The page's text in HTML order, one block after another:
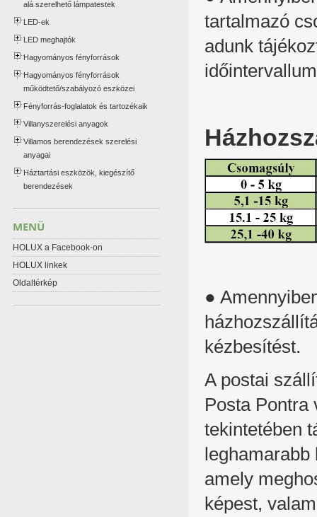
tartalmazó
adunk
●
kézbesítést.
A postai
Posta Pontra
tekintetében
amely
képest,
alá szerelhető lámpatestek
LED-ek
LED meghajtók
Hagyományos fényforrások
Hagyományos fényforrások
működtető/szabályozó eszközei
Fényforrás-foglalatok és tartozékaik
Villanyszerelési anyagok
Villamos berendezések szerelési
anyagai
Háztartási eszközök, kiegészítő
berendezések
MENÜ
HOLUX a Facebook-on
HOLUX linkek
Oldaltérkép